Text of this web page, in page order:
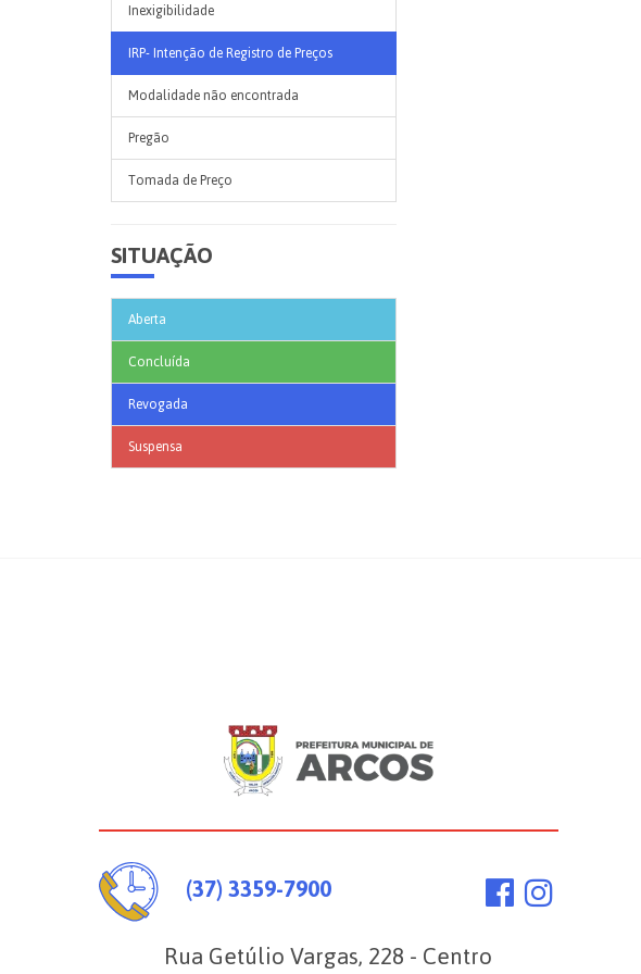
Inexigibilidade
IRP- Intenção de Registro de Preços
Modalidade não encontrada
Pregão
Tomada de Preço
SITUAÇÃO
Aberta
Concluída
Revogada
Suspensa
(37) 3359-7900
Rua Getúlio Vargas, 228 - Centro